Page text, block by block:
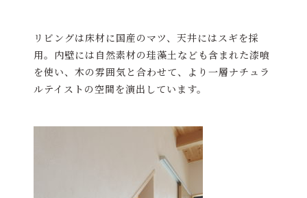
リビングは床材に国産のマツ、天井にはスギを採
用。内壁には自然素材の珪藻土なども含まれた漆喰
を使い、木の雰囲気と合わせて、より一層ナチュラ
ルテイストの空間を演出しています。